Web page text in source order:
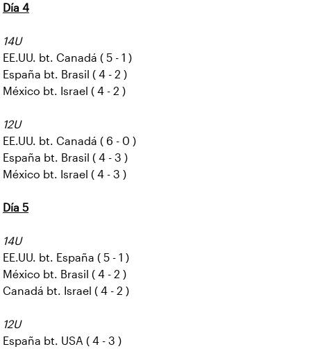
Día 4
14U
EE.UU. bt. Canadá ( 5 - 1 )
España bt. Brasil ( 4 - 2 )
México bt. Israel ( 4 - 2 )
12U
EE.UU. bt. Canadá ( 6 - 0 )
España bt. Brasil ( 4 - 3 )
México bt. Israel ( 4 - 3 )
Día 5
14U
EE.UU. bt. España ( 5 - 1 )
México bt. Brasil ( 4 - 2 )
Canadá bt. Israel ( 4 - 2 )
12U
España bt. USA ( 4 - 3 )